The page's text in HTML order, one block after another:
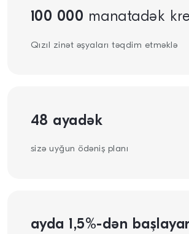
100 000 manatadək
Qızıl zinət əşyaları təqdim etməklə
48 ayadək
sizə uyğun ödəniş planı
ayda 1,5%-dən